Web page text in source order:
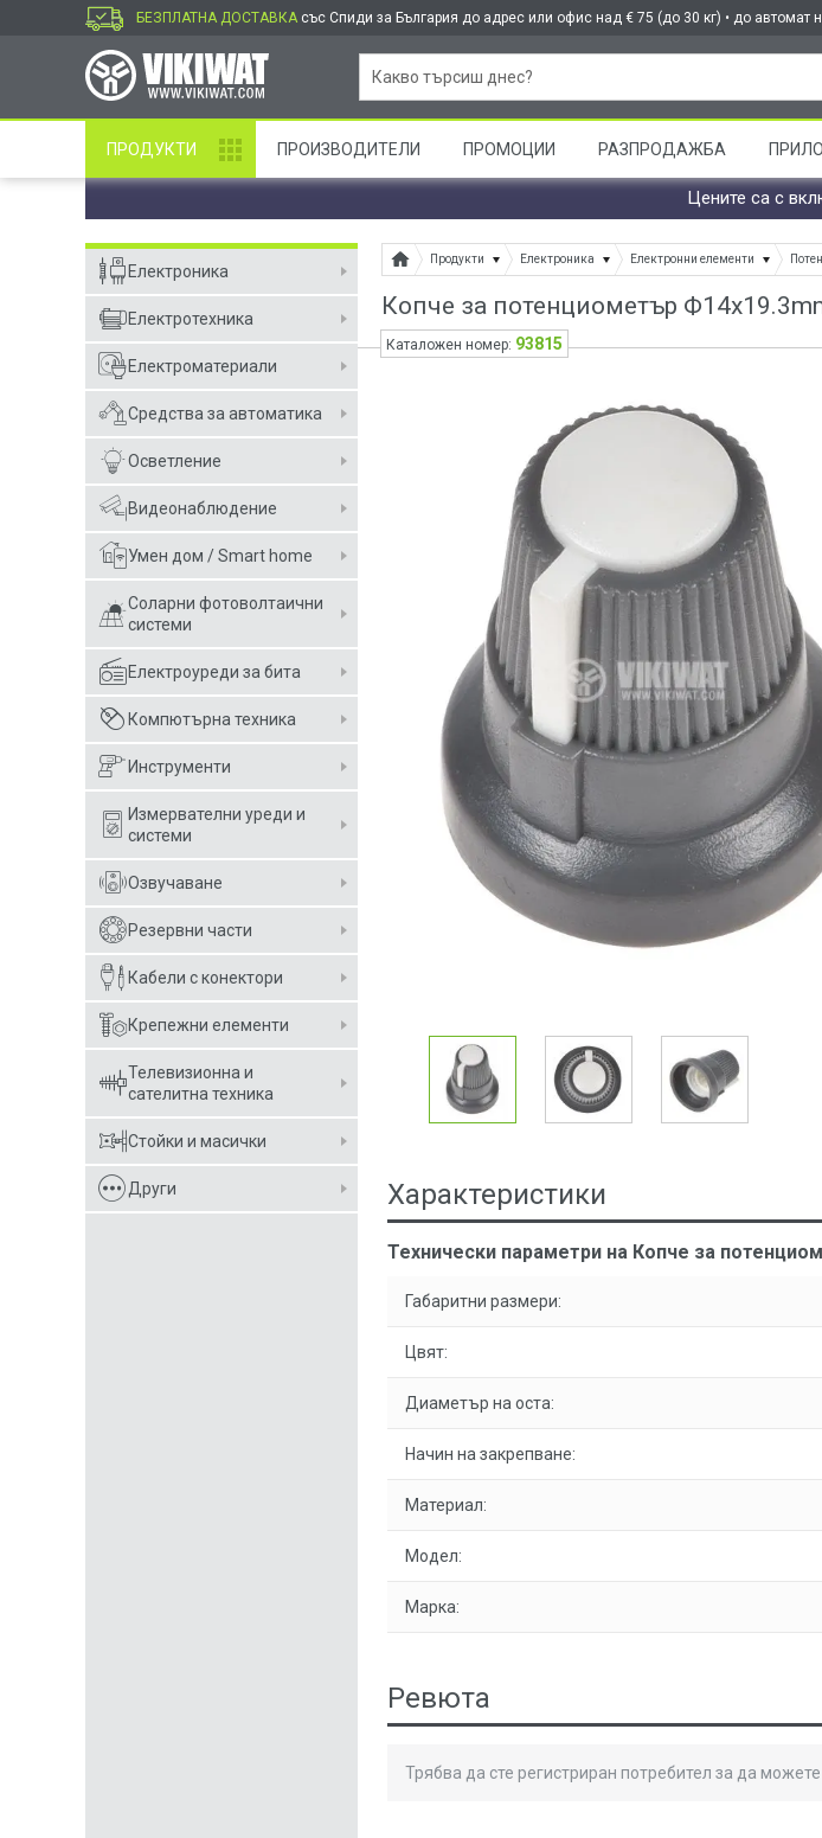
БЕЗПЛАТНА ДОСТАВКА със Спиди за България до адрес или офис над € 75 (до 30 кг) • до автомат
ПРОДУКТИ ПРОИЗВОДИТЕЛИ ПРОМОЦИИ РАЗПРОДАЖБА
Цените са с
Електроника
Електротехника
Електроматериали
Средства за автоматика
Осветление
Видеонаблюдение
Умен дом / Smart home
Соларни фотоволтаични
системи
Електроуреди за бита
Компютърна техника
Инструменти
Измервателни уреди и
системи
Озвучаване
Резервни части
Кабели с конектори
Крепежни елементи
Телевизионна и
сателитна техника
Стойки и масички
Други
Продукти Електроника Електронни елементи
Копче за потенциометър
Каталожен номер: 93815
Характеристики
Технически параметри на Копче за
Габаритни размери:
Цвят:
Диаметър на оста:
Начин на закрепване:
Материал:
Модел:
Марка:
Ревюта
Трябва да сте регистриран потребител за да